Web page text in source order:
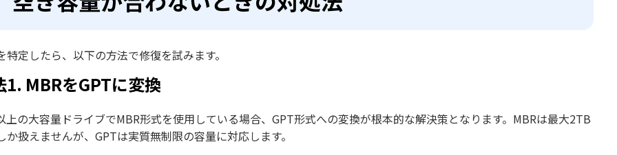
特定したら、以下の方法で修復を試みます。
1. MBRをGPTに変換
上の大容量ドライブでMBR形式を使用している場合、GPT形式への変換が根本的な解決策となります。MBRは最大2TB
か扱えませんが、GPTは実質無制限の容量に対応します。